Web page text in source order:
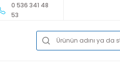
0 536 341 48
53